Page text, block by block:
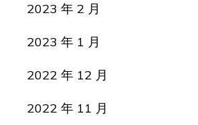
2023 年 2 月
2023 年 1 月
2022 年 12 月
2022 年 11 月